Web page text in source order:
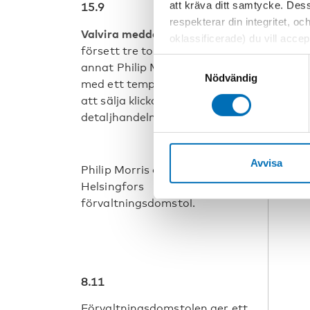
att kräva ditt samtycke.
respekterar din integritet,
oklassificerade) du vill
inställningar för cookies.
vi erbjuder. Om du har
Nödvändig
Avvisa
15.9
Valvira meddelar
att de
försett tre tobaksbolag, bland
annat Philip Morris Finland,
med ett temporärt förbud mot
att sälja klickcigaretter till
detaljhandeln.
Philip Morris överklagar till
Helsingfors
förvaltningsdomstol.
8.11